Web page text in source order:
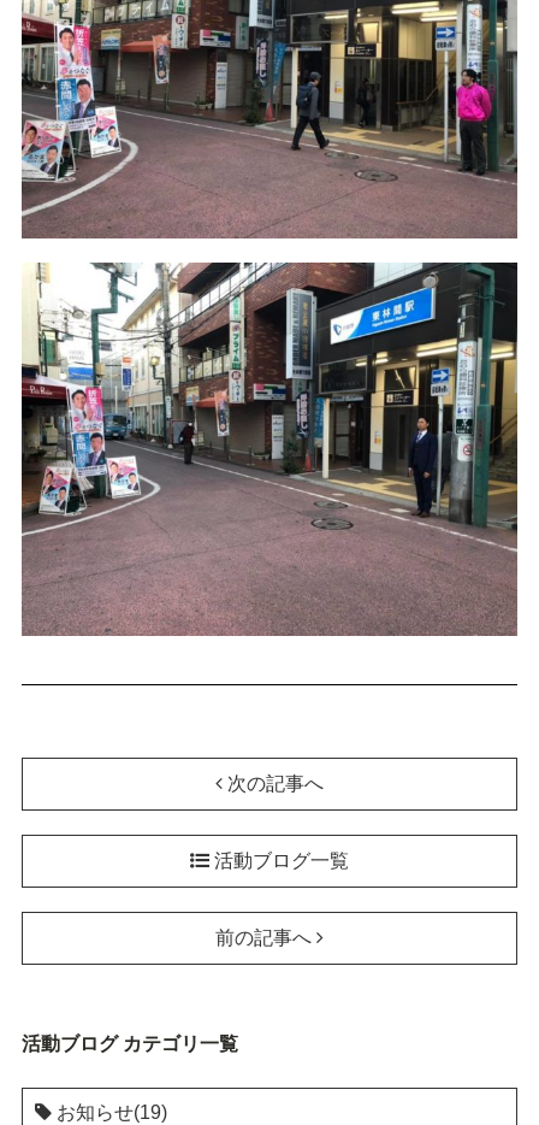
次の記事へ
活動ブログ一覧
前の記事へ
活動ブログ カテゴリ一覧
お知らせ(19)